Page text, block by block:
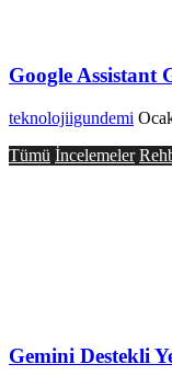
Google Assistant
teknolojiigundemi
Tümü İncelemeler
Gemini Destekli